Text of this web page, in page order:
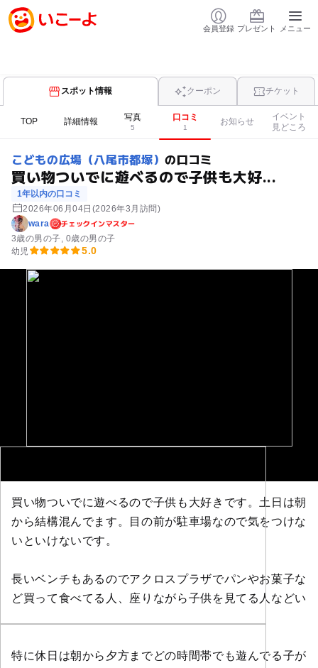
会員登録 プレゼント メニュー
スポット情報 クーポン チケット
TOP 詳細情報 写真
5
口コミ
1
お知らせ
イベント
見どころ
こどもの広場（八尾市都塚）の口コミ
買い物ついでに遊べるので子供も大好...
1年以内の口コミ
2026年06月04日 (2026年3月訪問)
wara
チェックインマスター
3歳の男の子 0歳の男の子
幼児
5.0
買い物ついでに遊べるので子供も大好きです。土日は朝
から結構混んでます。目の前が駐車場なので気をつけな
いといけないです。
長いベンチもあるのでアクロスプラザでパンやお菓子な
ど買って食べてる人、座りながら子供を見てる人などい
特に休日は朝から夕方までどの時間帯でも遊んでる子が